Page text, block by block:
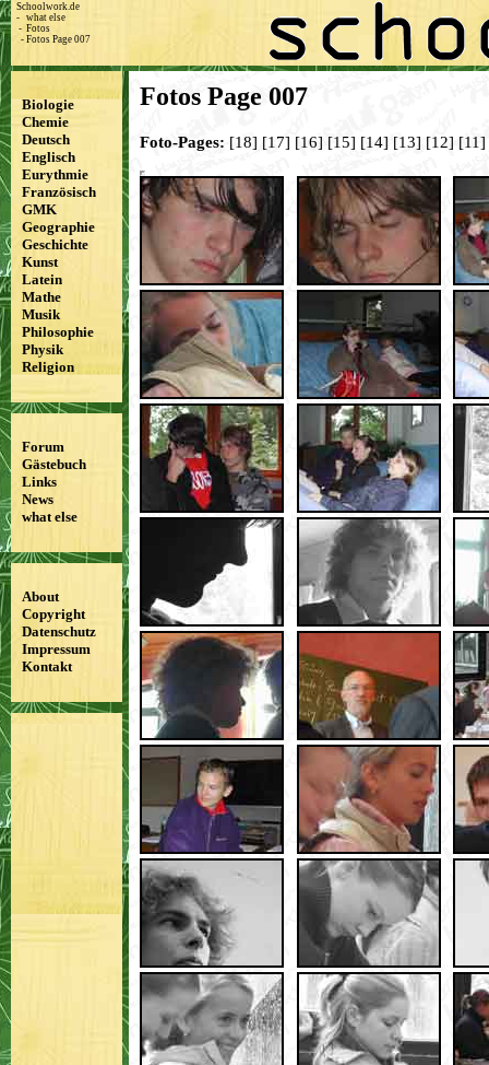
Schoolwork.de
- what else
- Fotos
- Fotos Page 007
Fotos Page 007
Foto-Pages: [18] [17] [16] [15] [14] [13] [12] [11]
Biologie
Chemie
Deutsch
Englisch
Eurythmie
Französisch
GMK
Geographie
Geschichte
Kunst
Latein
Mathe
Musik
Philosophie
Physik
Religion
Forum
Gästebuch
Links
News
what else
About
Copyright
Datenschutz
Impressum
Kontakt